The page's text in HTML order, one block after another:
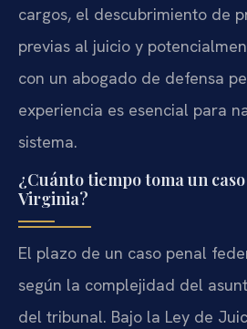
cargos, el descubrimiento de
previas al juicio y
con un abogado de defensa
experiencia es esencial para
sistema.
¿Cuánto tiempo toma un
Virginia?
El plazo de un caso penal
según la complejidad del
del tribunal. Bajo la Ley de